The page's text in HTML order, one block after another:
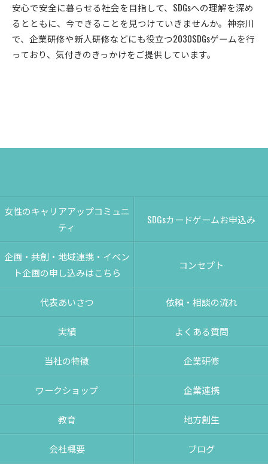
安心で安全に暮らせる社会を目指して、SDGsへの理解を深め
るとともに、今できることを見つけていきませんか。神奈川
で、企業研修や新人研修などにも役立つ2030SDGsゲームを行
っており、気付きのきっかけをご提供しています。
女性のキャリアアップコミュニ
ティ
SDGsカードゲームお申込み
企画・共創・地域連携・イベン
ト企画の申し込みはこちら
コンセプト
代表あいさつ 依頼・相談の流れ
実績 よくある質問
当社の特徴 企業研修
ワークショップ 企業連携
教育 地方創生
会社概要 ブログ